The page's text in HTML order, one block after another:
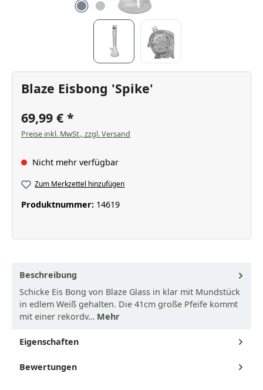
Blaze Eisbong 'Spike'
69,99 €
Preise inkl. MwSt., zzgl. Versand
Nicht mehr verfügbar
Zum Merkzettel hinzufügen
Produktnummer: 14619
Beschreibung
Schicke Eis Bong von Blaze Glass in klar mit Mundstück
in edlem Weiß gehalten. Die 41cm große Pfeife kommt
mit einer rekordv… Mehr
Eigenschaften
Bewertungen